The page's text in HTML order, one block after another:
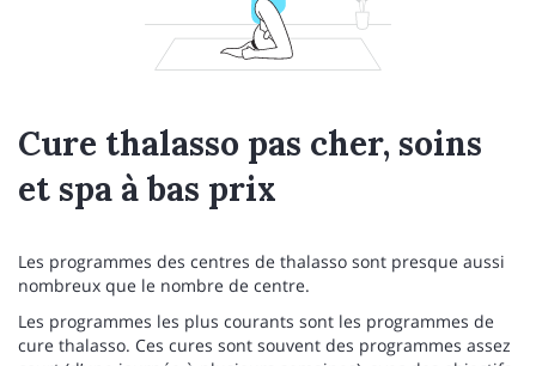
Cure thalasso pas cher, soins
et spa à bas prix
Les programmes des centres de thalasso sont presque aussi
nombreux que le nombre de centre.
Les programmes les plus courants sont les programmes de
cure thalasso. Ces cures sont souvent des programmes assez